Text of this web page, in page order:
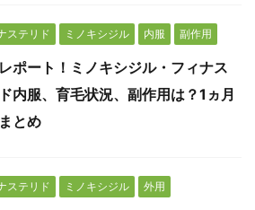
ステリド ミノキシジル 内服 副作用
ポート！ミノキシジル・フィナス
内服、育毛状況、副作用は？1ヵ月
とめ
ステリド ミノキシジル 外用